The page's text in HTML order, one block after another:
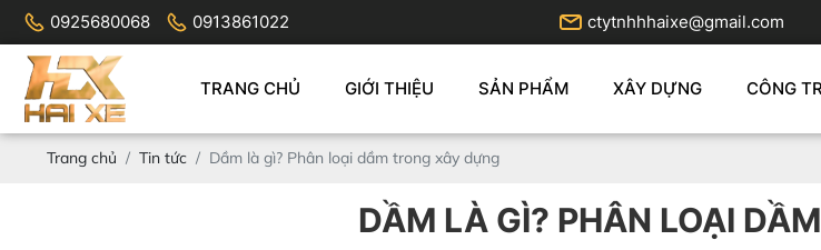
0925680068 0913861022 ctytnhhhaixe@gmail.com
TRANG CHỦ GIỚI THIỆU SẢN PHẨM XÂY DỰNG CÔNG
Trang chủ Tin tức Dầm là gì? Phân loại dầm trong xây dựng
DẦM LÀ GÌ? PHÂN LOẠI